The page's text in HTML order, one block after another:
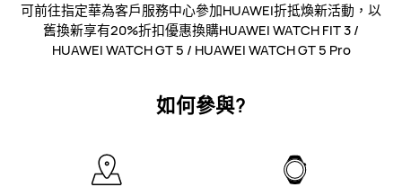
可前往指定華為客戶服務中心參加HUAWEI折抵煥新活動，以
舊換新享有20%折扣優惠換購HUAWEI WATCH FIT 3 /
HUAWEI WATCH GT 5 / HUAWEI WATCH GT 5 Pro
如何參與?